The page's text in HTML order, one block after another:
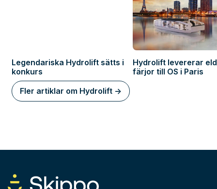
Legendariska Hydrolift sätts i
konkurs
Hydrolift levererar
färjor till OS i Paris
Fler artiklar om Hydrolift ->